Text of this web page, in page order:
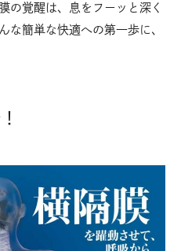
の覚醒は、息をフーッと深く
な簡単な快適への第一歩に、